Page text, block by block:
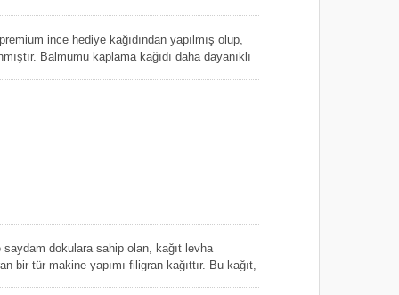
ince hediye kağıdından yapılmış olup,
Balmumu kaplama kağıdı daha dayanıklı
dokulara sahip olan, kağıt levha
bir tür makine yapımı filigran kağıttır. Bu kağıt,